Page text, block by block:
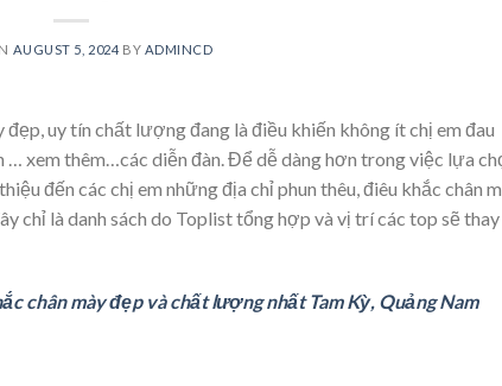
AUGUST 5, 2024 BY ADMINCD
đẹp, uy tín chất lượng đang là điều khiến không ít chị em đau
… xem thêm… các diễn đàn. Để dễ dàng hơn trong việc lựa
đến các chị em những địa chỉ phun thêu, điêu khắc chân
chỉ là danh sách do Toplist tổng hợp và vị trí các top sẽ
chân mày đẹp và chất lượng nhất Tam Kỳ, Quảng Nam